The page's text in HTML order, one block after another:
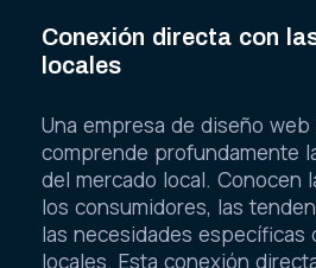
Conexión directa con
locales
Una empresa de diseño
comprende profundamente
del mercado local. Conocen
los consumidores, las
las necesidades específicas
locales. Esta conexión